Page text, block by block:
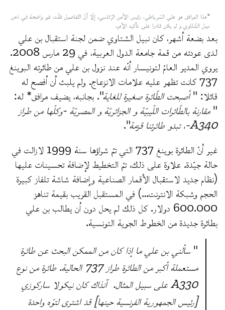
*هذا المرافق هو علي السّرياطي، رئيس الأمن الرّئاسي. إلّا أنّ التّفاصيل ظلّت غير واضحة في ذهن
نبيل الشّتّاوي و لم يكن قادرا على تأكيد الأمر.
بعد بضعة أشهر، كان نبيل الشتاوي ضمن لجنة استقبال بن علي
لدى عودته من قمة جامعة الدول العربية، في 29 مارس 2008.
يروي المدير العامّ لتونيسار أنّه عند نزول بن علي من طائرته البوينغ
737 كانت تظهر عليه علامات الانزعاج. ولم يلبث أن أفصح له
قائلا: "أصبحت الطّائرة صغيرة للغاية". بجانبه، يضيف مرافق* له:
"مقارنة بالطّائرات اللّيبيّة و الجزائريّة و المصريّة -وكلّها من طراز
A340-، تبدو طائرتنا قزمة
".
غير أنّ الطائرة بوينغ 737 التي تمّ شراؤها سنة 1999 لازالت في
حالة جيّدة. علاوة على ذلك، تمّ التخطيط لإضافة تحسينات عليها
(نظام جديد لاستقبال الأقمار الصناعية وإضافة شاشة تلفاز كبيرة
الحجم وشبكة الانترنت…) في المستقبل القريب بقيمة تناهز
600.000 دولار. كل ذلك لم يحل دون أن يطالب بن علي
بطائرة جديدة من الخطوط الجوية التونسية.
"سألني بن علي ما إذا كان من الممكن البحث عن طائرة
مستعملة أكبر من الطائرة طراز 737 الحالية. طائرة من نوع
A330 على سبيل المثال. آنذاك كان نيكولا ساركوزي
[رئيس الجمهورية الفرنسية حينها] قد اشترى لتوّه واحدة